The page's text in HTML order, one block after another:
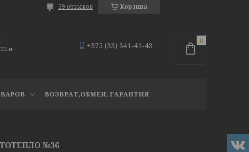
Корзина
59 отзывов
и
+375 (33) 341-41-43
ВОЗВРАТ,ОБМЕН, ГАРАНТИЯ
№36